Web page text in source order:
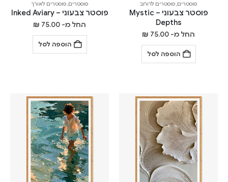
פוסטרים,פוסטרים לרוחב
פוסטר צבעוני – Mystic
Depths
החל מ- ₪ 75.00
הוספה לסל
פוסטרים,פוסטרים לאורך
פוסטר צבעוני – Inked Aviary
החל מ- ₪ 75.00
הוספה לסל